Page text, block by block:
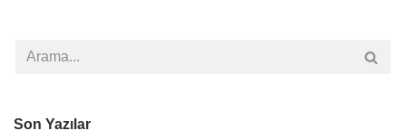
Son Yazılar